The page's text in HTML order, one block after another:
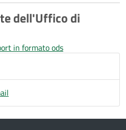
dell'Uffico di
in formato ods